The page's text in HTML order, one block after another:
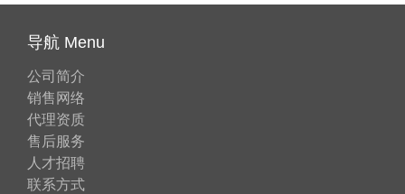
导航 Menu
公司简介
销售网络
代理资质
售后服务
人才招聘
联系方式